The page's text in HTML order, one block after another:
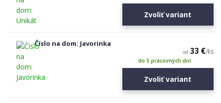
Zvoliť variant
Číslo na dom: Javorinka
od 33 €/ks
do 5 pracovných dní
Zvoliť variant